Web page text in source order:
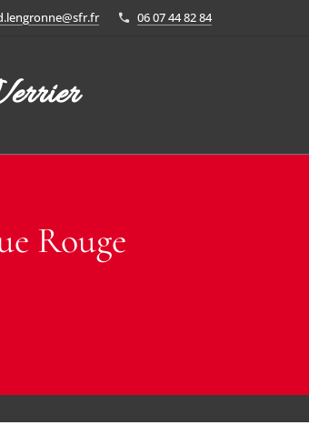
06 07 44 82 84
Rouge